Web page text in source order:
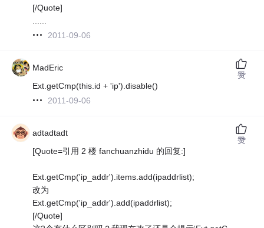
[/Quote]
2011-09-06
MadEric
Ext.getCmp(this.id + 'ip').disable()
2011-09-06
赞
adtadtadt
[Quote=引用 2 楼 fanchuanzhidu 的回复:]
Ext.getCmp('ip_addr').items.add(ipaddrlist);
改为
Ext.getCmp('ip_addr').add(ipaddrlist);
[/Quote]
赞